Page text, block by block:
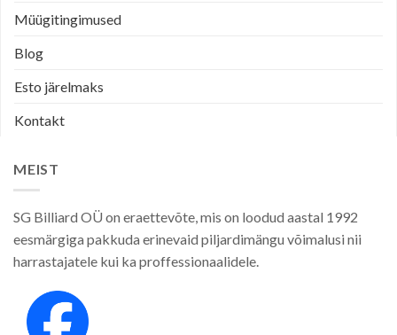
Müügitingimused
Blog
Esto järelmaks
Kontakt
MEIST
SG Billiard OÜ on eraettevõte, mis on loodud aastal 1992
eesmärgiga pakkuda erinevaid piljardimängu võimalusi nii
harrastajatele kui ka proffessionaalidele.